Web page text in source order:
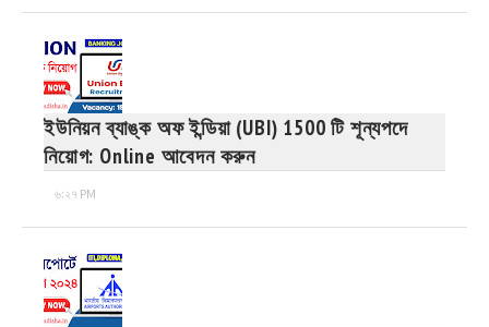
ইউনিয়ন ব্যাঙ্ক অফ ইন্ডিয়া (UBI) 1500 টি শূন্যপদে
নিয়োগ: Online আবেদন করুন
৬:২৭ PM